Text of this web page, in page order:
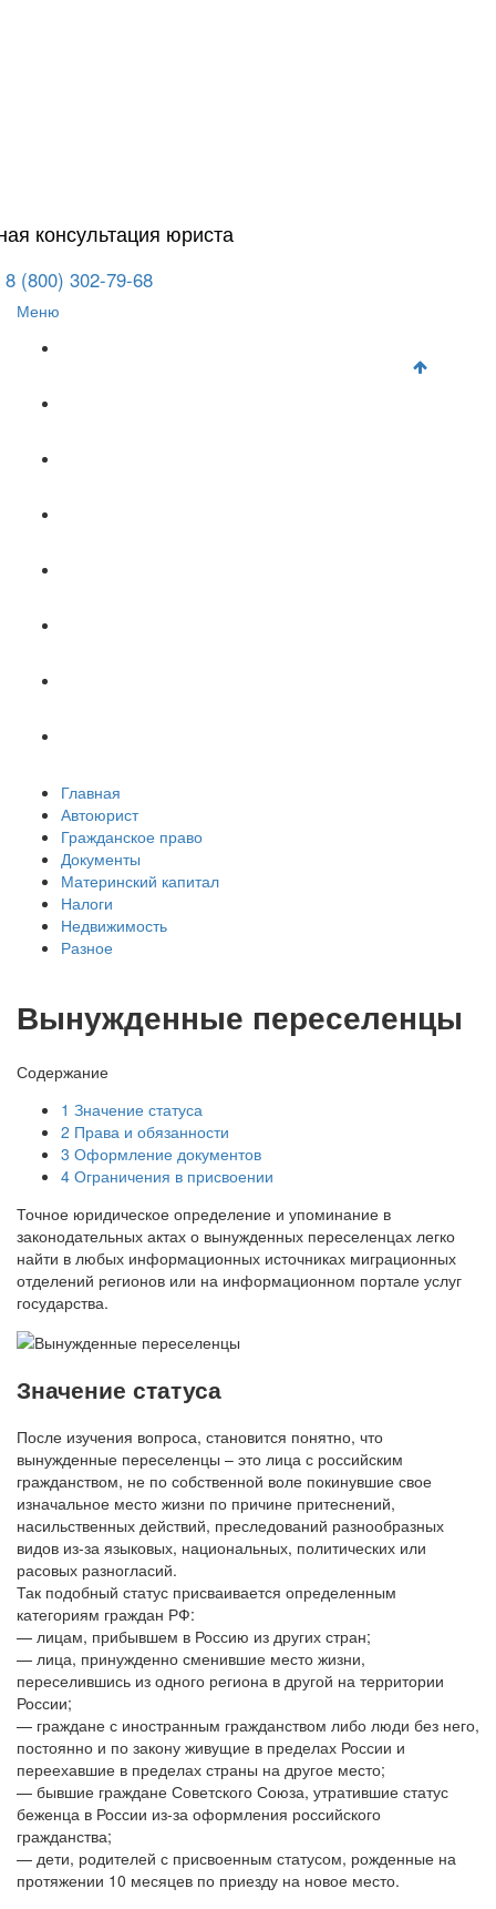
консультация юриста
8 (800) 302-79-68
Меню
Главная
Автоюрист
Гражданское право
Документы
Материнский капитал
Налоги
Недвижимость
Разное
Вынужденные переселенцы
Содержание
1 Значение статуса
2 Права и обязанности
3 Оформление документов
4 Ограничения в присвоении
Точное юридическое определение и упоминание в
законодательных актах о вынужденных переселенцах легко
найти в любых информационных источниках миграционных
отделений регионов или на информационном портале услуг
государства.
Значение статуса
После изучения вопроса, становится понятно, что
вынужденные переселенцы – это лица с российским
гражданством, не по собственной воле покинувшие свое
изначальное место жизни по причине притеснений,
насильственных действий, преследований разнообразных
видов из-за языковых, национальных, политических или
расовых разногласий.
Так подобный статус присваивается определенным
категориям граждан РФ:
— лицам, прибывшем в Россию из других стран;
— лица, принужденно сменившие место жизни,
переселившись из одного региона в другой на территории
России;
— граждане с иностранным гражданством либо люди без него,
постоянно и по закону живущие в пределах России и
переехавшие в пределах страны на другое место;
— бывшие граждане Советского Союза, утратившие статус
беженца в России из-за оформления российского
гражданства;
— дети, родителей с присвоенным статусом, рожденные на
протяжении 10 месяцев по приезду на новое место.